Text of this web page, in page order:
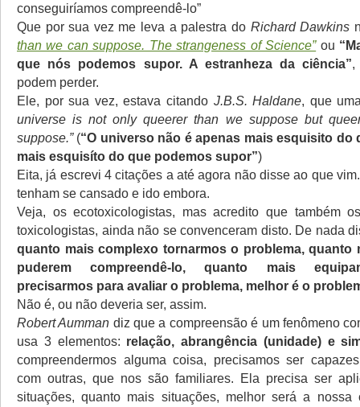
conseguiríamos compreendê-lo”
Que por sua vez me leva a palestra do Richard Dawkins
than we can suppose. The strangeness of Science”ou
que nós podemos supor. A estranheza da ciência”,
podem perder.
Ele, por sua vez, estava citando J.B.S. Haldane, que
universe is not only queerer than we suppose but
suppose.”(“O universo não é apenas mais esquisito do
mais esquisíto do que podemos supor”)
Eita, já escrevi 4 citações a até agora não disse ao que
tenham se cansado e ido embora.
Veja, os ecotoxicologistas, mas acredito que também
toxicologistas, ainda não se convenceram disto. De nada
quanto mais complexo tornarmos o problema, quanto
puderem compreendê-lo, quanto mais
precisarmos para avaliar o problema, melhor é o
Não é, ou não deveria ser, assim.
Robert Aumman diz que a compreensão é um fenômeno
usa 3 elementos: relação, abrangência (unidade) e
compreendermos alguma coisa, precisamos ser
com outras, que nos são familiares. Ela precisa ser
situações, quanto mais situações, melhor será a nossa